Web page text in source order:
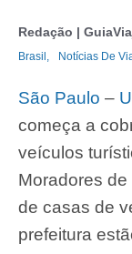
Redação |
Brasil, Notícias De
São Paulo –
começa a
veículos
Moradores
de casas de
prefeitura